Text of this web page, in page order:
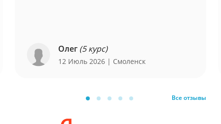
Олег (5 курс)
12 Июль 2026 | Смоленск
Все отзывы